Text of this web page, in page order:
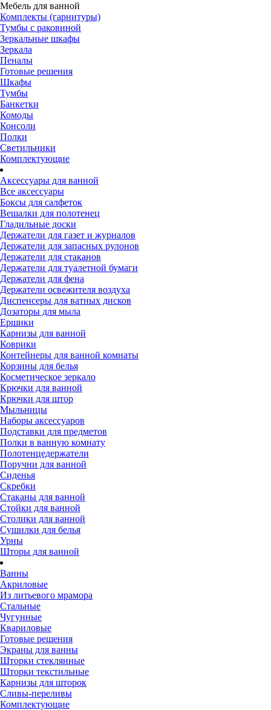
Мебель для ванной
Комплекты (гарнитуры)
Тумбы с раковиной
Зеркальные шкафы
Зеркала
Пеналы
Готовые решения
Шкафы
Тумбы
Банкетки
Комоды
Консоли
Полки
Светильники
Комплектующие
Аксессуары для ванной
Все аксессуары
Боксы для салфеток
Вешалки для полотенец
Гладильные доски
Держатели для газет и журналов
Держатели для запасных рулонов
Держатели для стаканов
Держатели для туалетной бумаги
Держатели для фена
Держатели освежителя воздуха
Диспенсеры для ватных дисков
Дозаторы для мыла
Ершики
Карнизы для ванной
Коврики
Контейнеры для ванной комнаты
Корзины для белья
Косметическое зеркало
Крючки для ванной
Крючки для штор
Мыльницы
Наборы аксессуаров
Подставки для предметов
Полки в ванную комнату
Полотенцедержатели
Поручни для ванной
Сиденья
Скребки
Стаканы для ванной
Стойки для ванной
Столики для ванной
Сушилки для белья
Урны
Шторы для ванной
Ванны
Акриловые
Из литьевого мрамора
Стальные
Чугунные
Квариловые
Готовые решения
Экраны для ванны
Шторки стеклянные
Шторки текстильные
Карнизы для шторок
Сливы-переливы
Комплектующие